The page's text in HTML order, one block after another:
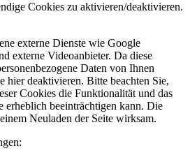
Cookies zu aktivieren/deaktivieren.
externe Dienste wie Google
externe Videoanbieter. Da diese
Daten von Ihnen
hier deaktivieren. Bitte beachten Sie,
Cookies die Funktionalität und das
erheblich beeinträchtigen kann. Die
Neuladen der Seite wirksam.